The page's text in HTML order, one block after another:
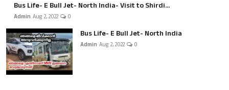
Bus Life- E Bull Jet- North India- Visit to Shirdi...
Admin Aug 2, 2022 0
Bus Life- E Bull Jet- North India
Admin Aug 2, 2022 0